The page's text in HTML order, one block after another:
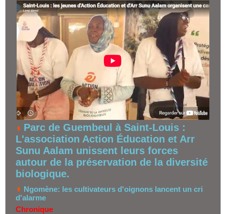
Parc de Guembeul à Saint-Louis :
L'association Action Éducation et Arr
Sunu Aalam unissent leurs forces
autour de la préservation de la diversité
biologique.
Ngomène: les cultivateurs d'oignons lancent un cri
d'alarme
Chronique